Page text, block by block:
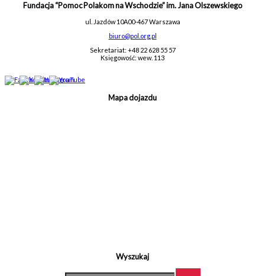
Fundacja “Pomoc Polakom na Wschodzie” im. Jana Olszewskiego
ul. Jazdów 10A00-467 Warszawa
biuro@pol.org.pl
Sekretariat: +48 22 628 55 57
Księgowość: wew. 113
Mapa dojazdu
Wyszukaj